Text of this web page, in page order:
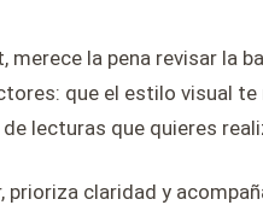
la pena revisar la
que el estilo visual
lecturas que quieres
prioriza claridad y